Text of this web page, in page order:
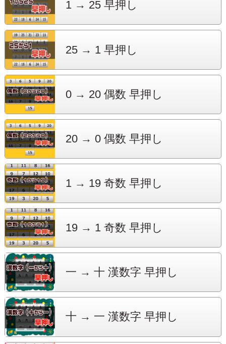
1 → 25 早押し
25 → 1 早押し
0 → 20 偶数 早押し
20 → 0 偶数 早押し
1 → 19 奇数 早押し
19 → 1 奇数 早押し
一 → 十 漢数字 早押し
十 → 一 漢数字 早押し